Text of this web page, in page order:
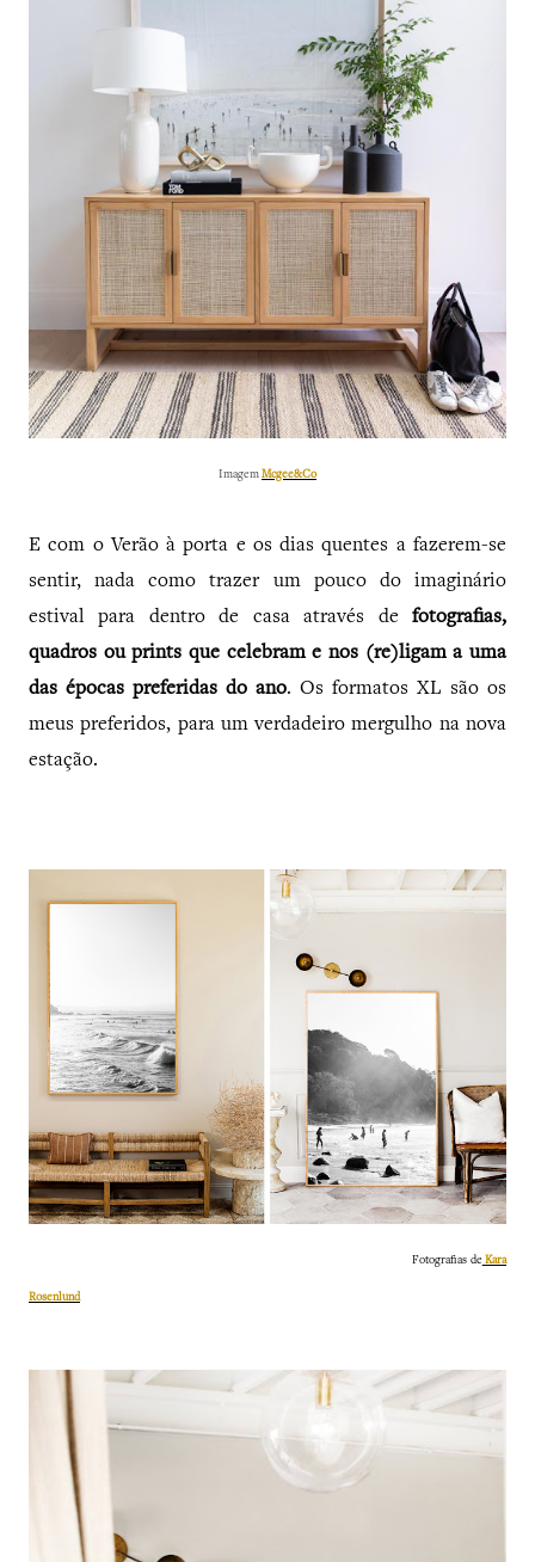
Imagem Mcgee&Co
E com o Verão à porta e os dias quentes a fazerem-se
sentir, nada como trazer um pouco do imaginário
estival para dentro de casa através de fotografias,
quadros ou prints que celebram e nos (re)ligam a uma
das épocas preferidas do ano. Os formatos XL são os
meus preferidos, para um verdadeiro mergulho na nova
estação.
Fotografias de Kara
Rosenlund